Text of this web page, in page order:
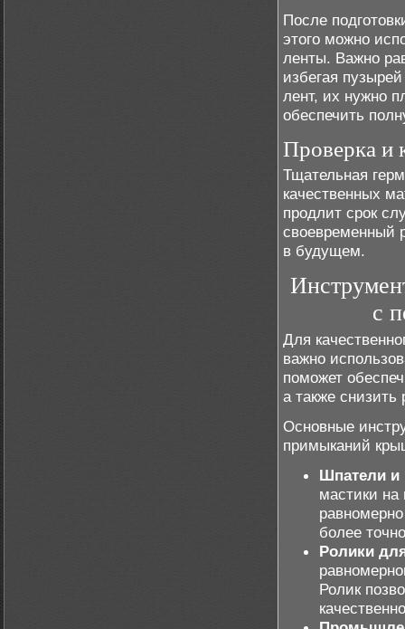
После
этого можно
ленты. Важно
избегая
лент, их нужно
обеспечить
Проверка и
Тщательная
качественных
продлит срок
своевременный
в будущем.
с
Для
важно
поможет
а также
Основные
примыканий
Шпатели и
мастики
более
Ролики
Ролик